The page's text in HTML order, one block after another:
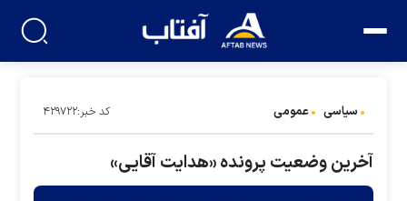
سیاسی عمومی کد خبر:۴۲۹۷۲۲
آخرین وضعیت پرونده «هدایت آقایی»